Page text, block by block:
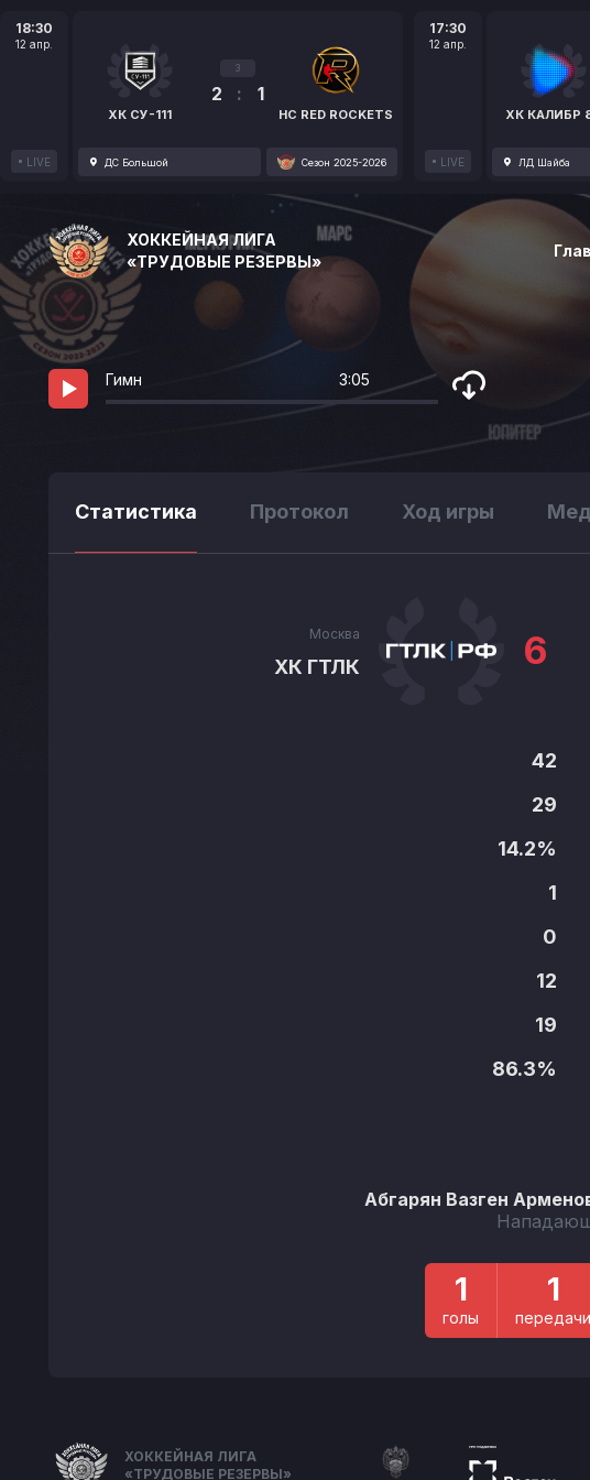
18:30
12 апр.
LIVE
ХК СУ-111
3
2 : 1
HC RED ROCKETS
ДС Большой Сезон 2025-2026
17:30
12 апр.
LIVE
ХК КАЛИБР
ЛД Шайба
ХОККЕЙНАЯ ЛИГА
«ТРУДОВЫЕ РЕЗЕРВЫ»
Гимн 3:05
Статистика Протокол Ход игры
Москва
ХК ГТЛК 6
42
29
14.2%
1
0
12
19
86.3%
Абгарян Вазген
1
голы
1
передачи
ХОККЕЙНАЯ ЛИГА
«ТРУДОВЫЕ РЕЗЕРВЫ»